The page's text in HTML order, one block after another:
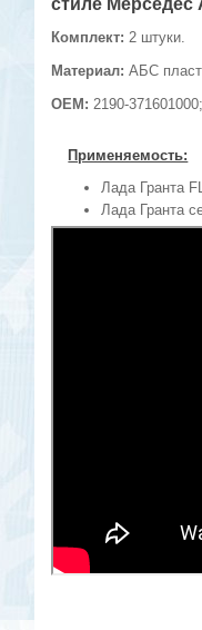
Комплект: 2 штуки.
Материал:АБС
OEM: 2190-
Применяемость:
Лада Гранта
Лада Гранта